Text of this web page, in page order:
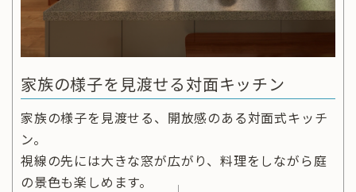
家族の様子を見渡せる対面キッチン
家族の様子を見渡せる、開放感のある対面式キッチ
ン。
視線の先には大きな窓が広がり、料理をしながら庭
の景色も楽しめます。